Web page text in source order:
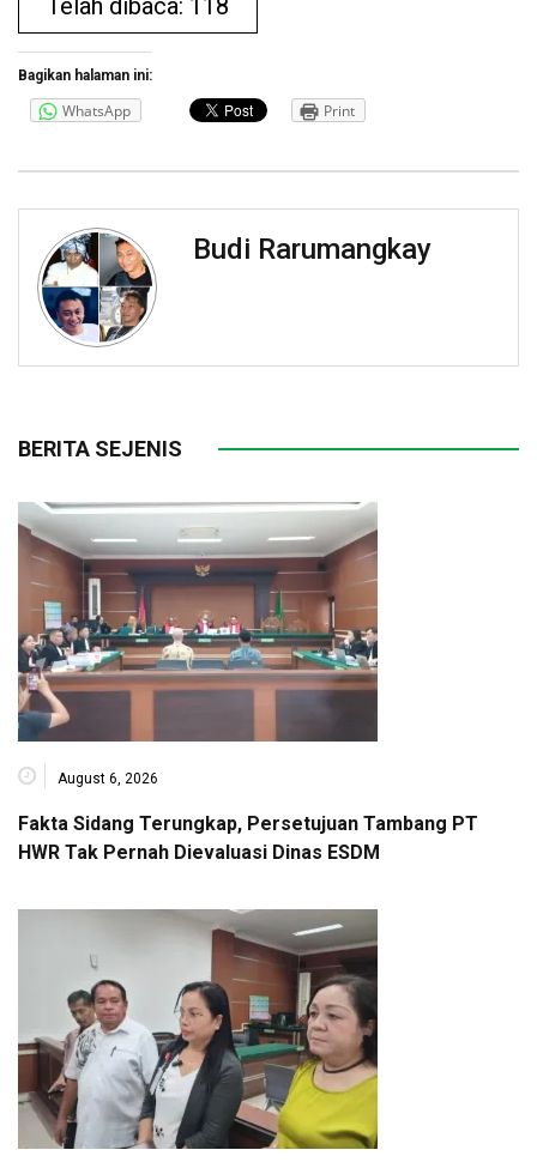
Telah dibaca: 118
Bagikan halaman ini:
WhatsApp Print
Budi Rarumangkay
BERITA SEJENIS
August 6, 2026
Fakta Sidang Terungkap, Persetujuan Tambang PT
HWR Tak Pernah Dievaluasi Dinas ESDM